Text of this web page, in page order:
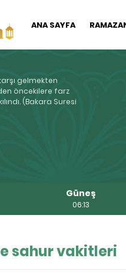
ANA SAYFA
gelmekten
öncekilere farz
(Bakara Suresi
Güneş
06:13
sahur vakitleri